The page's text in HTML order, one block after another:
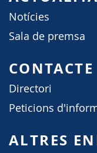
Notícies
Sala de premsa
CONTACTE
Directori
Peticions
ALTRES